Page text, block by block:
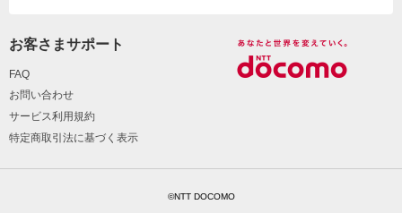
お客さまサポート
FAQ
お問い合わせ
サービス利用規約
特定商取引法に基づく表示
©NTT DOCOMO